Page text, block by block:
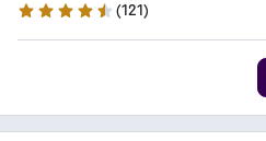
4.5 Sterne
(121)